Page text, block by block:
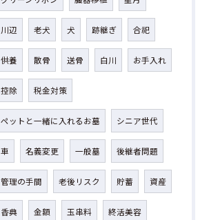
川辺 老犬 犬 跡継ぎ 合祀
供養 散骨 送骨 白川 お手入れ
控除 税金対策
ペットと一緒に入れるお墓 シニア世代
車 名義変更 一般墓 後継者問題
管理の手間 老後リスク 貯蓄 資産
香典 金額 玉串料 終活美容